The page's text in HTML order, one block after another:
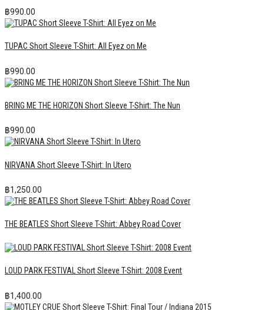
฿990.00
TUPAC Short Sleeve T-Shirt: All Eyez on Me
฿990.00
BRING ME THE HORIZON Short Sleeve T-Shirt: The Nun
฿990.00
NIRVANA Short Sleeve T-Shirt: In Utero
฿1,250.00
THE BEATLES Short Sleeve T-Shirt: Abbey Road Cover
LOUD PARK FESTIVAL Short Sleeve T-Shirt: 2008 Event
฿1,400.00